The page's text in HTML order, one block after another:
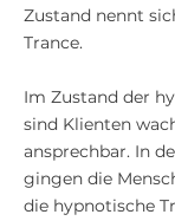
Zustand nennt
Trance.
Im Zustand der
sind Klienten
ansprechbar. In
gingen die
die hypnotische